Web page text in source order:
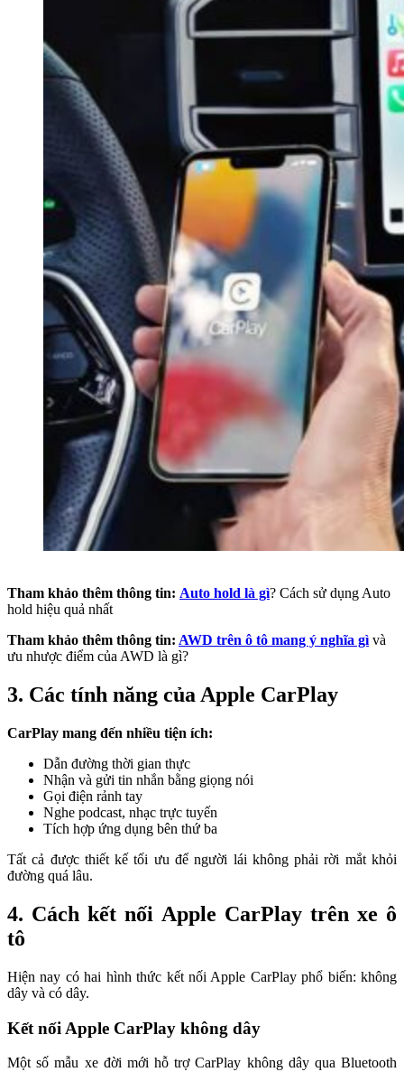
Tham khảo thêm thông tin: Auto hold là gì? Cách sử dụng Auto
hold hiệu quả nhất
Tham khảo thêm thông tin: AWD trên ô tô mang ý nghĩa gì và
ưu nhược điểm của AWD là gì?
3. Các tính năng của Apple CarPlay
CarPlay mang đến nhiều tiện ích:
Dẫn đường thời gian thực
Nhận và gửi tin nhắn bằng giọng nói
Gọi điện rảnh tay
Nghe podcast, nhạc trực tuyến
Tích hợp ứng dụng bên thứ ba
Tất cả được thiết kế tối ưu để người lái không phải rời mắt khỏi
đường quá lâu.
4. Cách kết nối Apple CarPlay trên xe ô
tô
Hiện nay có hai hình thức kết nối Apple CarPlay phổ biến: không
dây và có dây.
Kết nối Apple CarPlay không dây
Một số mẫu xe đời mới hỗ trợ CarPlay không dây qua Bluetooth